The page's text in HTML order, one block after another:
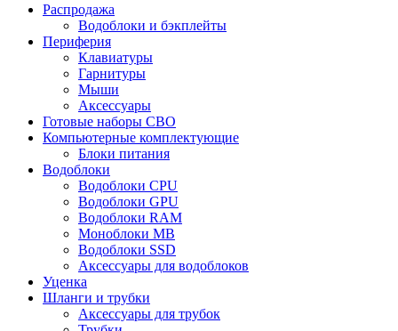
Распродажа
Водоблоки и бэкплейты
Периферия
Клавиатуры
Гарнитуры
Мыши
Аксессуары
Готовые наборы СВО
Компьютерные комплектующие
Блоки питания
Водоблоки
Водоблоки CPU
Водоблоки GPU
Водоблоки RAM
Моноблоки MB
Водоблоки SSD
Аксессуары для водоблоков
Уценка
Шланги и трубки
Аксессуары для трубок